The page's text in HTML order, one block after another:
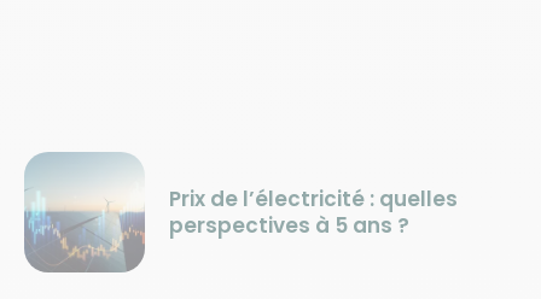
Prix de l’électricité : quelles
perspectives à 5 ans ?